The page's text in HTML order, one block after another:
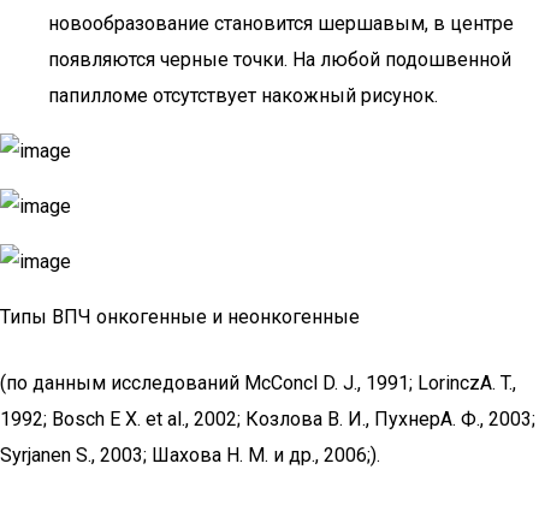
новообразование становится шершавым, в центре
появляются черные точки. На любой подошвенной
папилломе отсутствует накожный рисунок.
Типы ВПЧ онкогенные и неонкогенные
(по данным исследований McConcl D. J., 1991; LorinczA. T.,
1992; Bosch E X. et al., 2002; Козлова В. И., ПухнерА. Ф., 2003;
Syrjanen S., 2003; Шахова Н. М. и др., 2006;).